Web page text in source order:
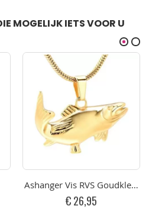
MOGELIJK IETS VOOR U
Ashanger Vis RVS Goudkleurig
€ 26,95